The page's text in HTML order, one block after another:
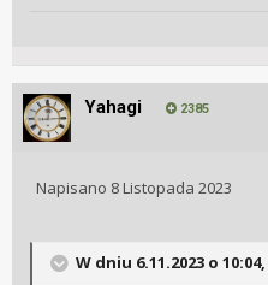
Yahagi 2385
Napisano 8 Listopada 2023
W dniu 6.11.2023 o 10:04,